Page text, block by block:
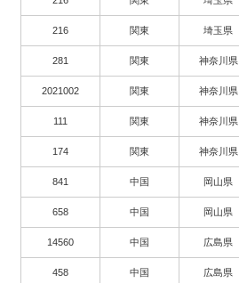
216 関東 埼玉県
281 関東 神奈川県
2021002 関東 神奈川県
111 関東 神奈川県
174 関東 神奈川県
841 中国 岡山県
658 中国 岡山県
14560 中国 広島県
458 中国 広島県